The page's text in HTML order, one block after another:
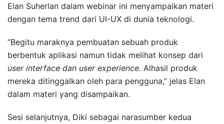
Elan Suherlan dalam webinar ini menyampaikan materi
dengan tema trend dari UI-UX di dunia teknologi.
“Begitu maraknya pembuatan sebuah produk
berbentuk aplikasi namun tidak melihat konsep dari
user interface dan user experience. Alhasil produk
mereka ditinggalkan oleh para pengguna,” jelas Elan
dalam materi yang disampaikan.
Sesi selanjutnya, Diki sebagai narasumber kedua